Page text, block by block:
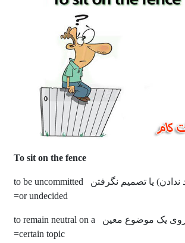
To sit on the fence
قبول نکردن (تعهد ندادن) یا تصمیم نگرفتن to be uncommitted
or undecided=
بی طرف ماندن روی یک موضوع معین to remain neutral on a
certain topic=